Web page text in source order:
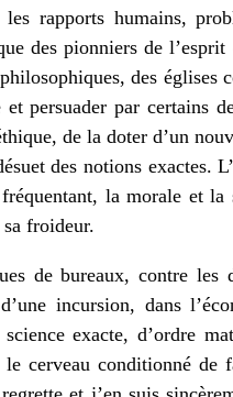
rapports humains,
des pionniers de
des églises
persuader par certains
de la doter d’un
des notions exactes.
la morale et la
froideur.
de bureaux, contre les
incursion, dans
exacte, d’ordre
cerveau conditionné de